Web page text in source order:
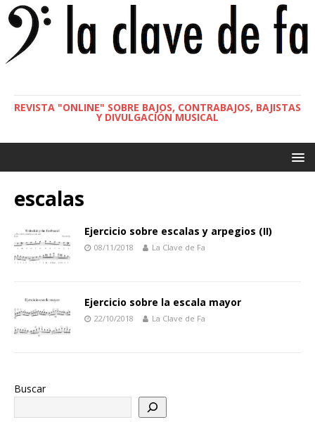
REVISTA "ONLINE" SOBRE BAJOS, CONTRABAJOS, BAJISTAS
Y DIVULGACIÓN MUSICAL
escalas
Ejercicio sobre escalas y arpegios (II)
08/11/2018 La Clave de Fa
Ejercicio sobre la escala mayor
22/10/2018 La Clave de Fa
Buscar